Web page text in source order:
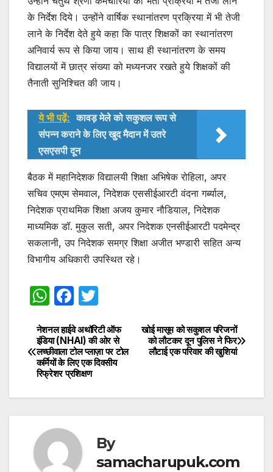
के निर्देश दिये। उन्होंने वार्षिक स्थानांतरण प्रक्रिया में भी तेजी
लाने के निर्देश देते हुये कहा कि पात्र शिक्षकों का स्थानांतरण
अनिवार्य रूप से किया जाय। साथ ही स्थानांतरण के समय
विद्यालयों में छात्र संख्या को मध्यनजर रखते हुये शिक्षकों की
तैनाती सुनिश्चित की जाय।
ये भी पढ़ें: कावड़ मेले को सकुशल रूप से
संपन्न कराने के लिए खुद मैदान में उतरे
एसएसपी दून
बैठक में महानिदेशक विद्यालयी शिक्षा अभिषेक रोहिला, अपर
सचिव एमएम सेमवाल, निदेशक एससीईआरटी वंदना गर्ब्याल,
निदेशक प्राथमिक शिक्षा अजय कुमार नौडियाल, निदेशक
माध्यमिक डॉ. मुकुल सती, अपर निदेशक एनसीईआरटी पदमेन्द्र
सकलानी, उप निदेशक समग्र शिक्षा अजीत भण्डारी सहित अन्य
विभागीय अधिकारी उपस्थित रहे।
W
at
s
A
p
F
c
e
b
o
k
itt
er
Post
navigation
खोई मासूम को सकुशल परिजनों
को लौटकर दून पुलिस ने फिर
लौटाई एक परिवार की खुशियां
नेशनल हाईवे अथॉरिटी ऑफ
इंडिया (NHAI) की ओर से
लच्छीवाला टोल प्लाज़ा पर टोल
कर्मियों के लिए एक दिवसीय
रिफ्रेशर प्रशिक्षण
By
samacharupuk.com